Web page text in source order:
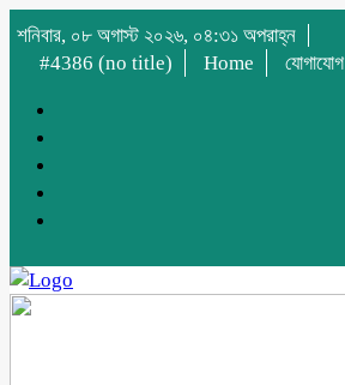
শনিবার, ০৮ অগাস্ট ২০২৬, ০৪:৩১ অপরাহ্ন
#4386 (no title)
Home যোগাযোগ